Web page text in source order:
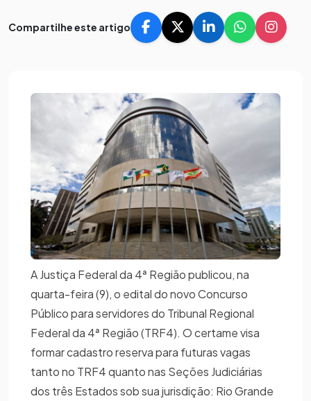
Compartilhe este artigo
A Justiça Federal da 4ª Região publicou, na
quarta-feira (9), o edital do novo Concurso
Público para servidores do Tribunal Regional
Federal da 4ª Região (TRF4). O certame visa
formar cadastro reserva para futuras vagas
tanto no TRF4 quanto nas Seções Judiciárias
dos três Estados sob sua jurisdição: Rio Grande